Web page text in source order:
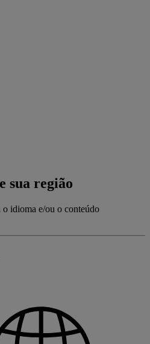
sua região
o idioma e/ou o conteúdo